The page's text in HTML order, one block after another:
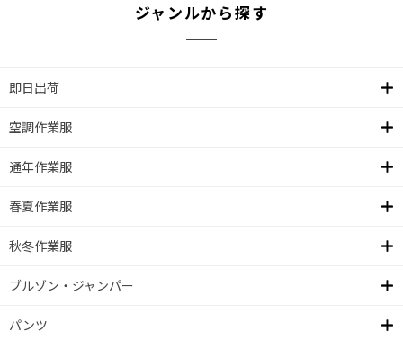
ジャンルから探す
即日出荷
空調作業服
通年作業服
春夏作業服
秋冬作業服
ブルゾン・ジャンパー
パンツ